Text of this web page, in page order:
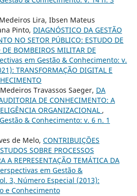
Lira, Ibsen Mateus
Pinto, DIAGNÓSTICO DA GESTÃO
NO SETOR PÚBLICO: ESTUDO DE
DE BOMBEIROS MILITAR DE
em Gestão & Conhecimento: v.
TRANSFORMAÇÃO DIGITAL E
Travassos Saeger, DA
DE CONHECIMENTO: A
ORGANIZACIONAL ,
& Conhecimento: v. 6 n. 1
de Melo, CONTRIBUIÇÕES
SOBRE PROCESSOS
A REPRESENTAÇÃO TEMÁTICA DA
em Gestão &
3, Número Especial (2013):
e Conhecimento